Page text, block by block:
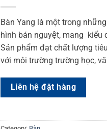
Bàn Yang là một trong
hình bán nguyệt, mang kiểu
Sản phẩm đạt chất lượng
với môi trường trường học,
Liên hệ đặt hàng